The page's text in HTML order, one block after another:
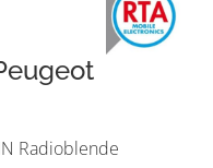
Radioblende